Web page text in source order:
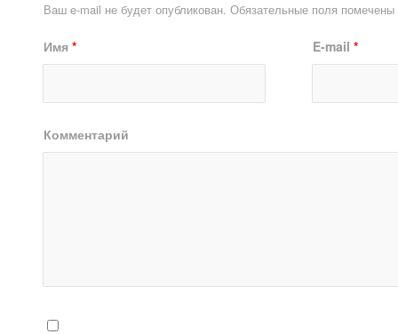
Ваш e-mail не будет опубликован. Обязательные поля помечены
Имя * E-mail *
Комментарий